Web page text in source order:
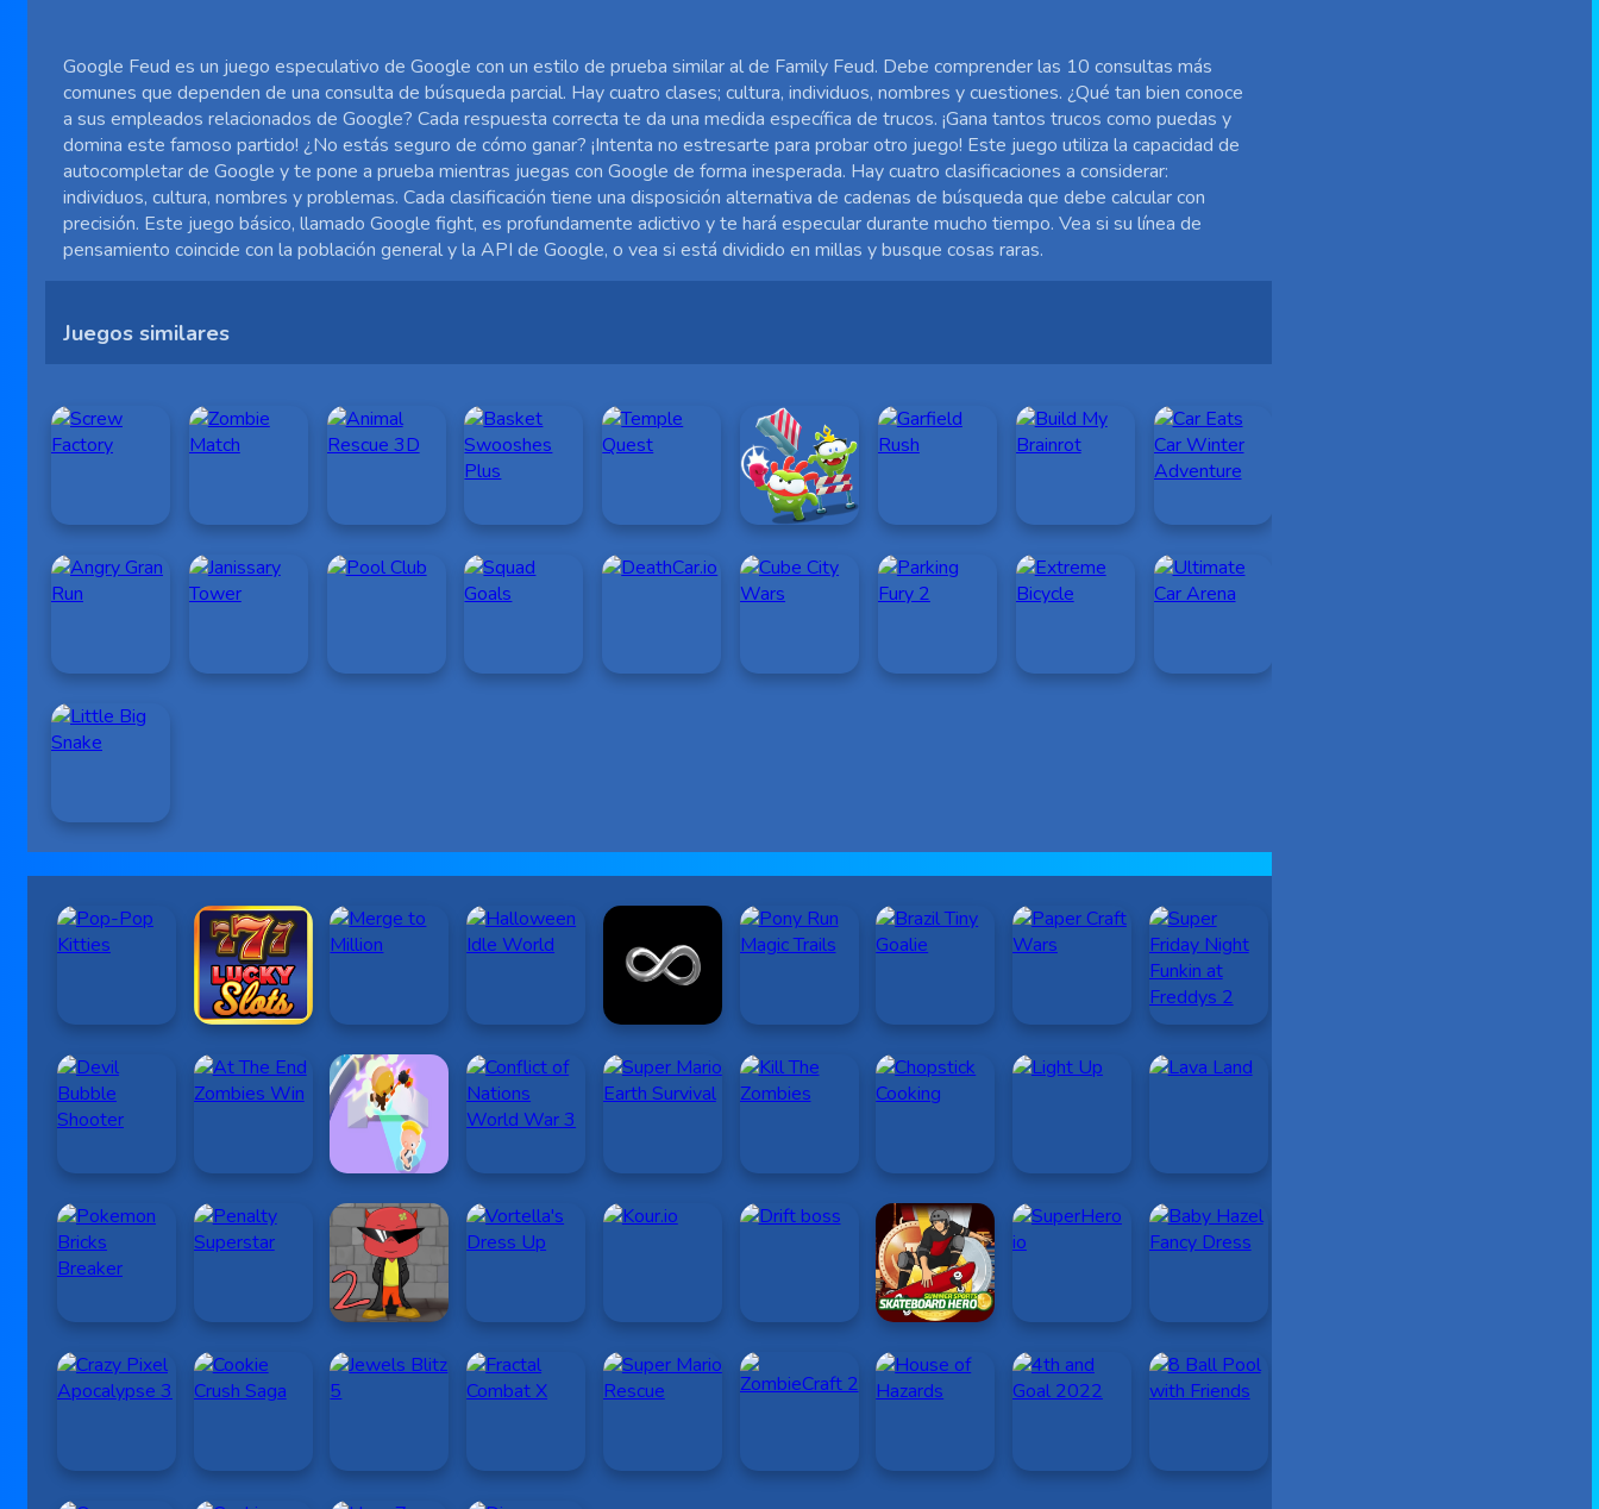
Google Feud es un juego especulativo de Google con un estilo de prueba similar al de Family Feud. Debe comprender las 10 consultas más
comunes que dependen de una consulta de búsqueda parcial. Hay cuatro clases; cultura, individuos, nombres y cuestiones. ¿Qué tan bien conoce
a sus empleados relacionados de Google? Cada respuesta correcta te da una medida específica de trucos. ¡Gana tantos trucos como puedas y
domina este famoso partido! ¿No estás seguro de cómo ganar? ¡Intenta no estresarte para probar otro juego! Este juego utiliza la capacidad de
autocompletar de Google y te pone a prueba mientras juegas con Google de forma inesperada. Hay cuatro clasificaciones a considerar:
individuos, cultura, nombres y problemas. Cada clasificación tiene una disposición alternativa de cadenas de búsqueda que debe calcular con
precisión. Este juego básico, llamado Google fight, es profundamente adictivo y te hará especular durante mucho tiempo. Vea si su línea de
pensamiento coincide con la población general y la API de Google, o vea si está dividido en millas y busque cosas raras.
Juegos similares